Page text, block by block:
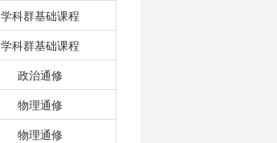
学科群基础课程
学科群基础课程
政治通修
物理通修
物理通修